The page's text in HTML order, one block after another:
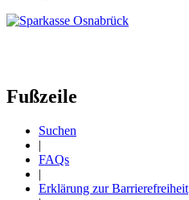
Fußzeile
Suchen
|
FAQs
|
Erklärung zur Barrierefreiheit